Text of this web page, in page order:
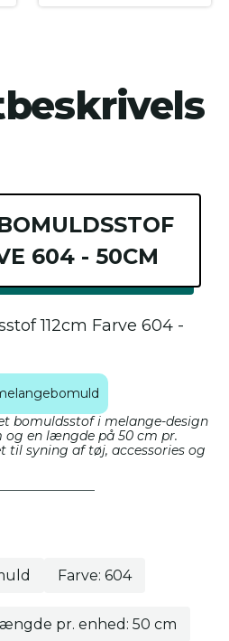
604 - 50CM
bomuldsstof i melange-design
og en længde på 50 cm pr.
til syning af tøj, accessories og
Farve: 604
pr. enhed: 50 cm